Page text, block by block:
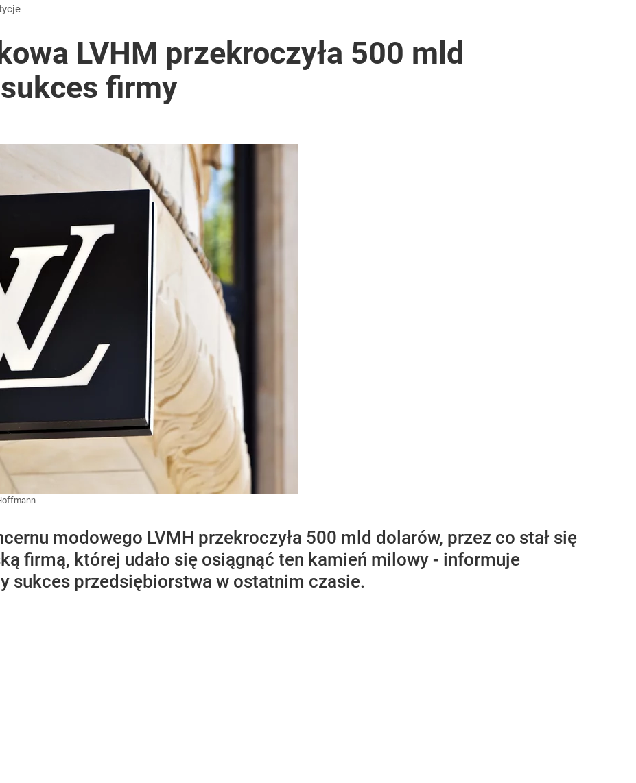
LVHM przekroczyła 500 mld
firmy
modowego LVMH przekroczyła 500 mld dolarów, przez co stał się
firmą, której udało się osiągnąć ten kamień milowy - informuje
sukces przedsiębiorstwa w ostatnim czasie.